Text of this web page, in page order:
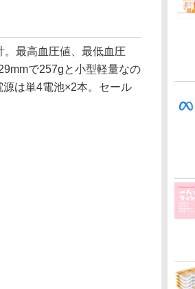
。最高血圧値、最低血圧
で257gと小型軽量なの
は単4電池×2本。セール